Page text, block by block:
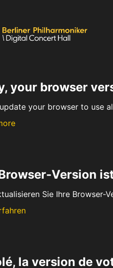
your browser
your browser to use
Version
Sie Ihre Browser-
la version de